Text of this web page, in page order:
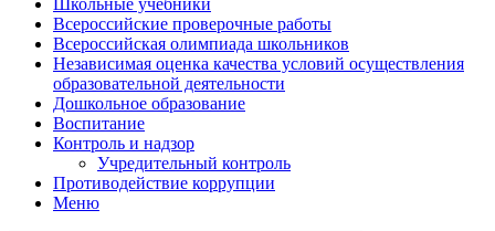
Всероссийские проверочные работы
Всероссийская олимпиада школьников
Независимая оценка качества условий осуществления
образовательной деятельности
Дошкольное образование
Воспитание
Контроль и надзор
Учредительный контроль
Противодействие коррупции
Меню